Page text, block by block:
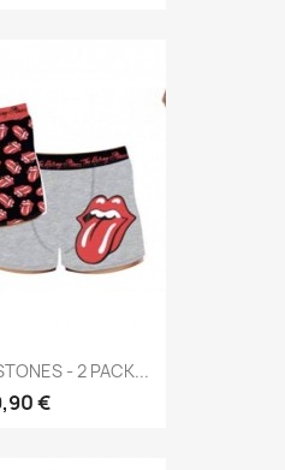
- 2 PACK...
€